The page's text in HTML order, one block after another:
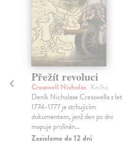
Přežít revoluci
Cresswell Nicholas| Kniha
Deník Nicholase Cresswella z let
1774-1777 je strhujícím
dokumentem, jenž den po dni
mapuje prolínán...
Zasielame do 12 dní